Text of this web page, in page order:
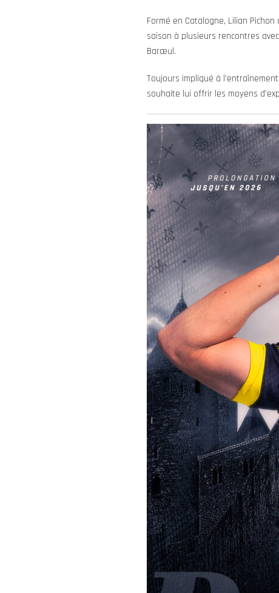
Formé en Catalogne, Lilian
saison à plusieurs rencontres
Barœul.
Toujours impliqué à
souhaite lui offrir les moyens